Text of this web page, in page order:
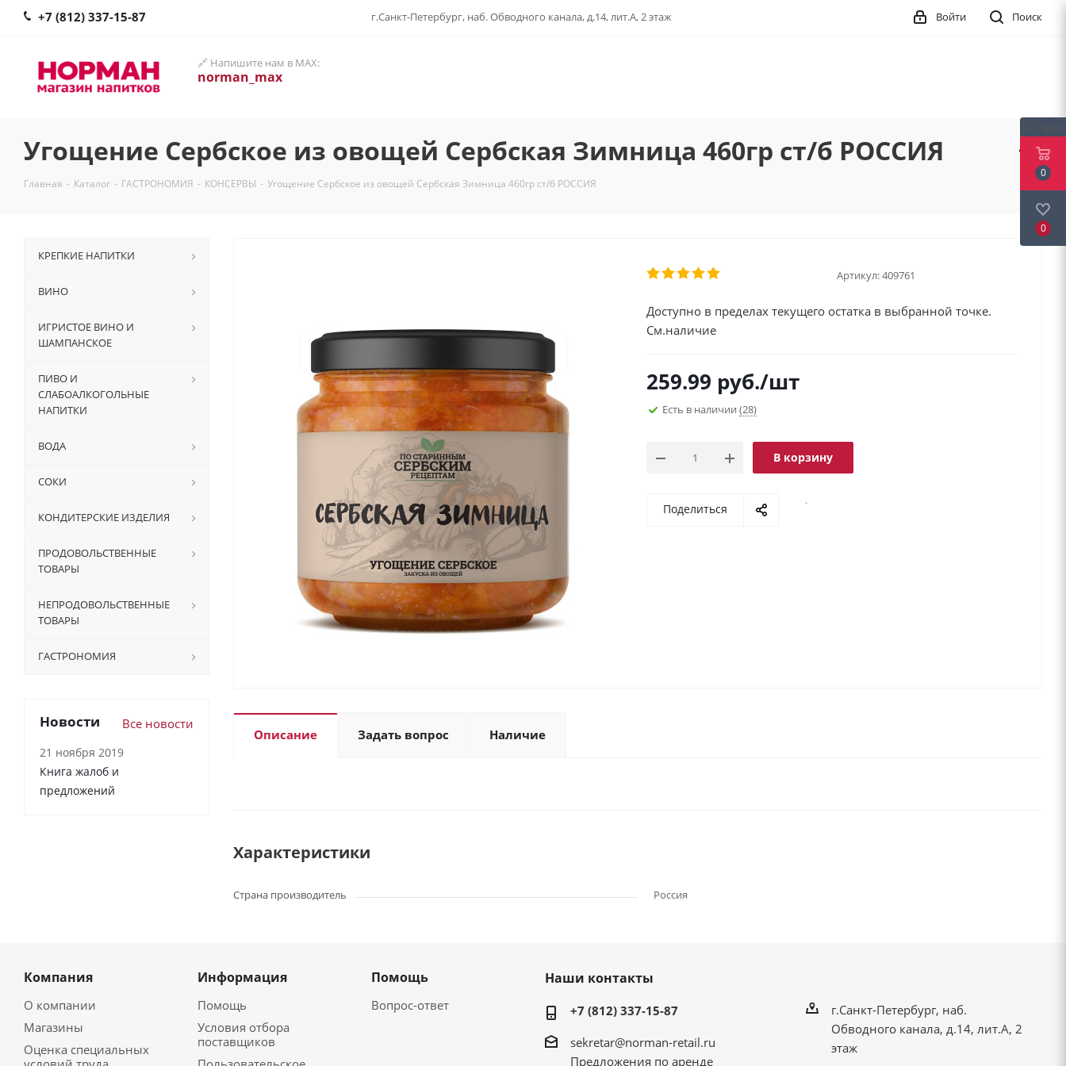
+7 (812) 337-15-87 г.Санкт-Петербург, наб. Обводного канала, д.14, лит.А, 2 этаж Поиск
Войти
🔗 Напишите нам в MAX:
norman_max
Угощение Сербское из овощей Сербская Зимница 460гр ст/б РОССИЯ
Главная - Каталог - ГАСТРОНОМИЯ - КОНСЕРВЫ - Угощение Сербское из овощей Сербская Зимница 460гр ст/б РОССИЯ
Артикул:409761
Доступно в пределах текущего остатка в выбранной точке.
См.наличие
259.99 руб./шт
Есть в наличии (28)
В корзину
Поделиться
.
Описание Задать вопрос Наличие
Характеристики
Страна производитель Россия
КРЕПКИЕ НАПИТКИ
ВИНО
ИГРИСТОЕ ВИНО И
ШАМПАНСКОЕ
ПИВО И
СЛАБОАЛКОГОЛЬНЫЕ
НАПИТКИ
ВОДА
СОКИ
КОНДИТЕРСКИЕ ИЗДЕЛИЯ
ПРОДОВОЛЬСТВЕННЫЕ
ТОВАРЫ
НЕПРОДОВОЛЬСТВЕННЫЕ
ТОВАРЫ
ГАСТРОНОМИЯ
Новости Все новости
21 ноября 2019
Книга жалоб и
предложений
Компания
О компании
Магазины
Оценка специальных
Информация
Помощь
Условия отбора
поставщиков
Помощь
Вопрос-ответ
Наши контакты
+7 (812) 337-15-87
sekretar@norman-retail.ru
Предложения по аренде
г.Санкт-Петербург, наб.
Обводного канала, д.14, лит.А, 2
этаж
0
0